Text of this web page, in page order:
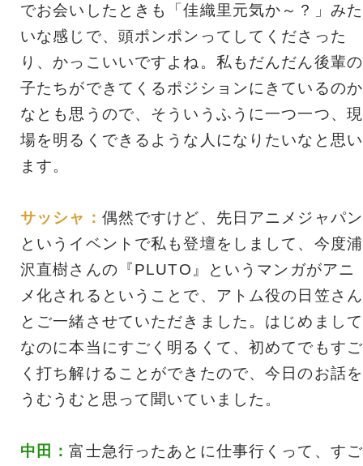
でお会いしたときも「佳織里元気か～？」みた
いな感じで、頭ポンポンってしてくださった
り、かっこいいですよね。私もだんだん後輩の
子たちができてくるポジションにきているのか
なとも思うので、そういうふうに一つ一つ、現
場を明るくできるような人になりたいなと思い
ます。
サッシャ： 偶然ですけど、先日アニメジャパン
というイベントで私も登壇をしまして、今度浦
沢直樹さんの『PLUTO』というマンガがアニ
メ化されるということで、アトム役の日笠さん
とご一緒させていただきました。はじめまして
なのに本当にすごく明るくて、初めてでもすご
く打ち解けることができたので、今日のお話を
うむうむと思って聞いていました。
中田：富士急行ったあとに仕事行くって、すご